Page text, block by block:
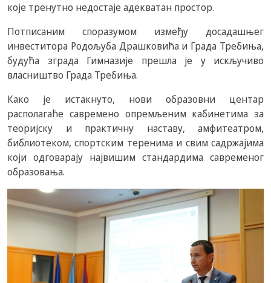
које тренутно недостаје адекватан простор.
Потписаним споразумом између досадашњег
инвеститора Родољуба Драшковића и Града Требиња,
будућа зграда Гимназије прешла је у искључиво
власништво Града Требиња.
Како је истакнуто, нови образовни центар
располагаће савремено опремљеним кабинетима за
теоријску и практичну наставу, амфитеатром,
библиотеком, спортским теренима и свим садржајима
који одговарају највишим стандардима савременог
образовања.